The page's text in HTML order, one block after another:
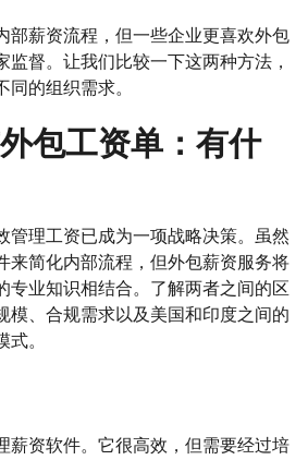
部薪资流程，但一些企业更喜欢外包
监督。让我们比较一下这两种方法，
的组织需求。
包工资单：有什
管理工资已成为一项战略决策。虽然
来简化内部流程，但外包薪资服务将
专业知识相结合。了解两者之间的区
模、合规需求以及美国和印度之间的
。
薪资软件。它很高效，但需要经过培